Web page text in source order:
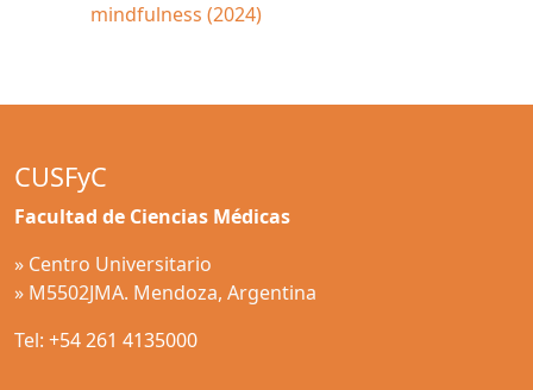
mindfulness (2024)
CUSFyC
Facultad de Ciencias Médicas
» Centro Universitario
» M5502JMA. Mendoza, Argentina
Tel: +54 261 4135000